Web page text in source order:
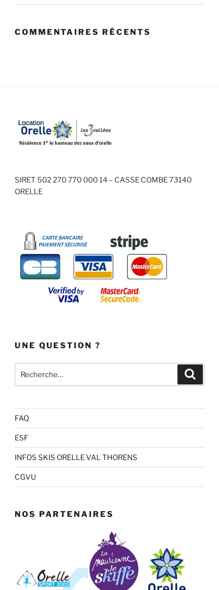
COMMENTAIRES RÉCENTS
SIRET 502 270 770 000 14 – CASSE COMBE 73140
ORELLE
UNE QUESTION ?
pour
FAQ
ESF
INFOS SKIS ORELLE VAL THORENS
CGVU
NOS PARTENAIRES